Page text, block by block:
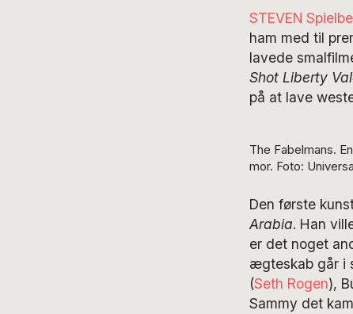
STEVEN
ham med til
lavede
Shot Liberty
på at lave
The Fabelmans.
mor. Foto:
Den første
Arabia. Han
er det noget
ægteskab går i
(Seth Rogen),
Sammy det